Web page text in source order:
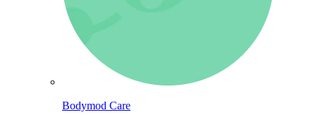
Bodymod Care